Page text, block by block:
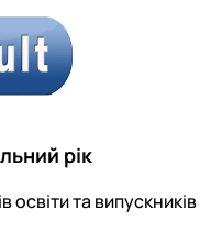
рік
та випускників